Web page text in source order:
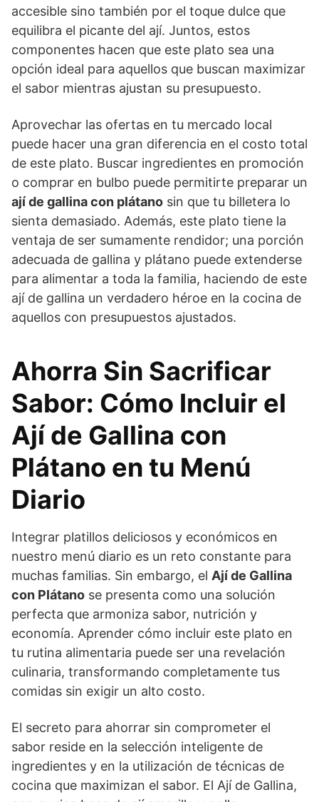
accesible sino también por el toque dulce que
equilibra el picante del ají. Juntos, estos
componentes hacen que este plato sea una
opción ideal para aquellos que buscan maximizar
el sabor mientras ajustan su presupuesto.
Aprovechar las ofertas en tu mercado local
puede hacer una gran diferencia en el costo total
de este plato. Buscar ingredientes en promoción
o comprar en bulbo puede permitirte preparar un
ají de gallina con plátano sin que tu billetera lo
sienta demasiado. Además, este plato tiene la
ventaja de ser sumamente rendidor; una porción
adecuada de gallina y plátano puede extenderse
para alimentar a toda la familia, haciendo de este
ají de gallina un verdadero héroe en la cocina de
aquellos con presupuestos ajustados.
Ahorra Sin Sacrificar
Sabor: Cómo Incluir el
Ají de Gallina con
Plátano en tu Menú
Diario
Integrar platillos deliciosos y económicos en
nuestro menú diario es un reto constante para
muchas familias. Sin embargo, el Ají de Gallina
con Plátano se presenta como una solución
perfecta que armoniza sabor, nutrición y
economía. Aprender cómo incluir este plato en
tu rutina alimentaria puede ser una revelación
culinaria, transformando completamente tus
comidas sin exigir un alto costo.
El secreto para ahorrar sin comprometer el
sabor reside en la selección inteligente de
ingredientes y en la utilización de técnicas de
cocina que maximizan el sabor. El Ají de Gallina,